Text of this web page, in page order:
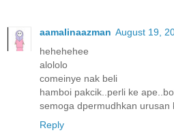
aamalinaazman August 19,
hehehehee
alololo
comeinye nak beli
hamboi pakcik..perli ke
semoga dpermudhkan urusan
Reply